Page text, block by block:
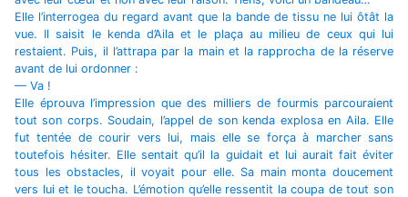
Elle l’interrogea du regard avant que la bande de tissu ne lui ôtât la
vue. Il saisit le kenda d’Aila et le plaça au milieu de ceux qui lui
restaient. Puis, il l’attrapa par la main et la rapprocha de la réserve
avant de lui ordonner :
— Va !
Elle éprouva l’impression que des milliers de fourmis parcouraient
tout son corps. Soudain, l’appel de son kenda explosa en Aila. Elle
fut tentée de courir vers lui, mais elle se força à marcher sans
toutefois hésiter. Elle sentait qu’il la guidait et lui aurait fait éviter
tous les obstacles, il voyait pour elle. Sa main monta doucement
vers lui et le toucha. L’émotion qu’elle ressentit la coupa de tout son